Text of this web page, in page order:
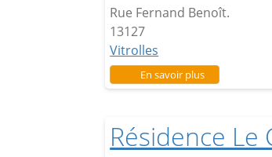
Rue Fernand Benoît.
13127
Vitrolles
En savoir plussur Le Liourat
Résidence Le